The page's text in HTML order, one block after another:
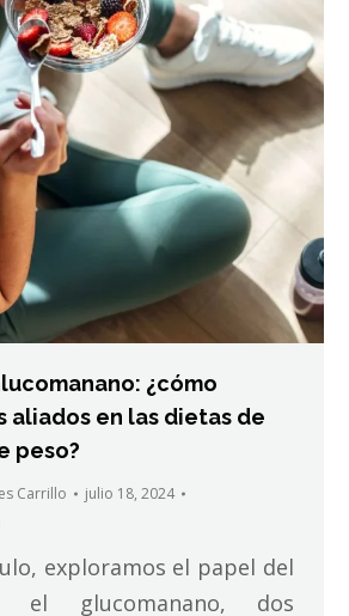
¿cómo
aliados en las dietas de
peso?
Carrillo
julio 18, 2024
exploramos el papel del
el glucomanano, dos